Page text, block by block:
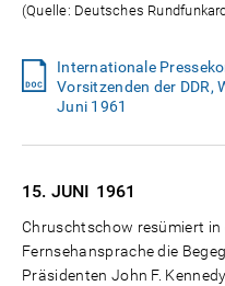
(Quelle: Deutsches
Internationale
Vorsitzenden der DDR,
Juni 1961
15. JUNI 1961
Chruschtschow resümiert in
Fernsehansprache die
Präsidenten John F.